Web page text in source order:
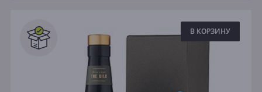
В КОРЗИНУ